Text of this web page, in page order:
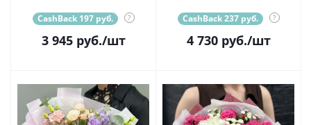
CashBack 197 руб. ?
3 945руб./шт
CashBack 237 руб. ?
4 730руб./шт